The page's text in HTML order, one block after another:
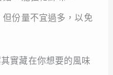
份量不宜過多，以免
實藏在你想要的風味